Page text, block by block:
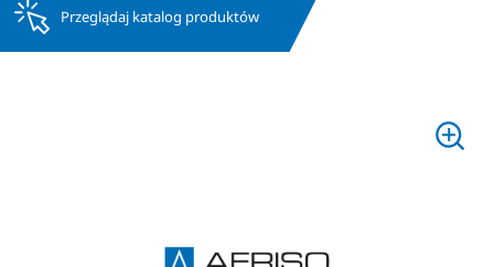
Przeglądaj katalog produktów